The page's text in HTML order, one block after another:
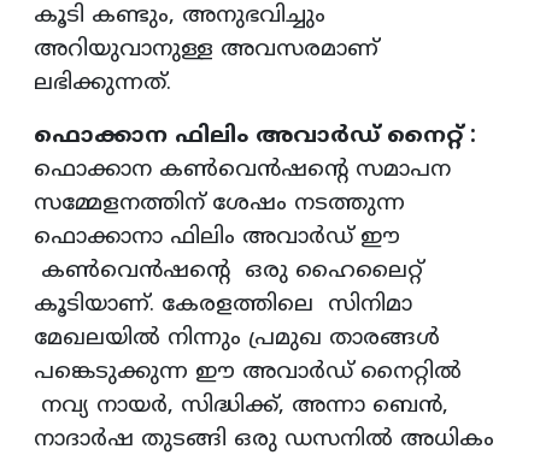
കൂടി കണ്ടും, അനുഭവിച്ചും
അറിയുവാനുള്ള അവസരമാണ്
ലഭിക്കുന്നത്.
ഫൊക്കാന ഫിലിം അവാര്‍ഡ് നൈറ്റ് :
ഫൊക്കാന കണ്‍വെന്‍ഷന്റെ സമാപന
സമ്മേളനത്തിന് ശേഷം നടത്തുന്ന
ഫൊക്കാനാ ഫിലിം അവാര്‍ഡ് ഈ
കണ്‍വെന്‍ഷന്റെ ഒരു ഹൈലൈറ്റ്
കൂടിയാണ്. കേരളത്തിലെ സിനിമാ
മേഖലയില്‍ നിന്നും പ്രമുഖ താരങ്ങള്‍
പങ്കെടുക്കുന്ന ഈ അവാര്‍ഡ് നൈറ്റില്‍
നവ്യ നായര്‍, സിദ്ധിക്ക്, അന്നാ ബെന്‍,
നാദാര്‍ഷ തുടങ്ങി ഒരു ഡസനില്‍ അധികം